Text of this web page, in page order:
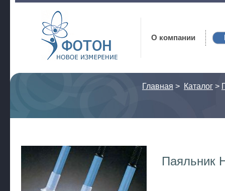
Фотон
О компании
Главная > Каталог >
Паяльник